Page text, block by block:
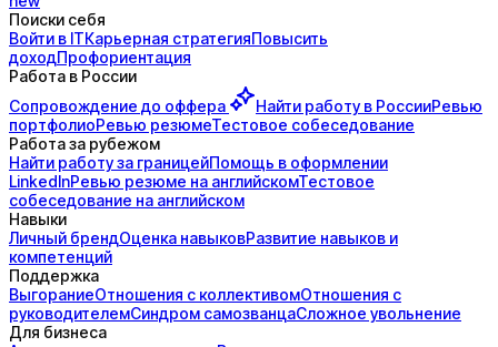
Поиски себя
Войти в ITКарьерная стратегияПовысить
доходПрофориентация
Работа в России
Сопровождение до оффера Найти работу в РоссииРевью
портфолиоРевью резюмеТестовое собеседование
Работа за рубежом
Найти работу за границейПомощь в оформлении
LinkedInРевью резюме на английскомТестовое
собеседование на английском
Навыки
Личный брендОценка навыковРазвитие навыков и
компетенций
Поддержка
ВыгораниеОтношения с коллективомОтношения с
руководителемСиндром самозванцаСложное увольнение
Для бизнеса